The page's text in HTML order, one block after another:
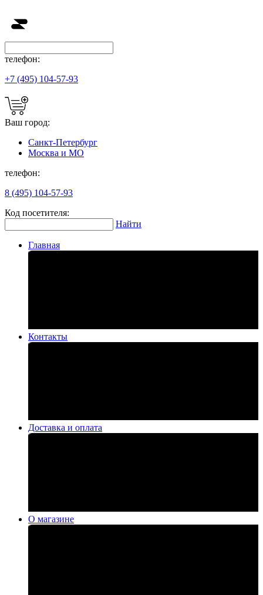
телефон:
+7 (495) 104-57-93
Ваш город:
Санкт-Петербург
Москва и МО
телефон:
8 (495) 104-57-93
Код посетителя:
Найти
Главная
Контакты
Доставка и оплата
О магазине